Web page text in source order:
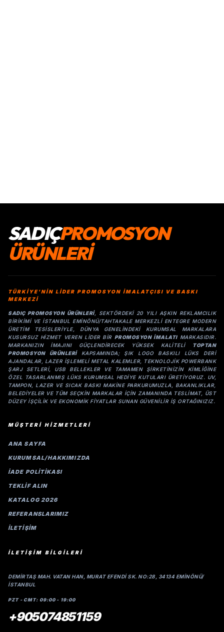
SADIÇPROMOSYON
ÜRÜNLERİ
TÜRKİYE'NİN LİDER PROMOSYON İMALATÇISI VE BASKI
MERKEZİ
SADIÇ PROMOSYON ÜRÜNLERI, SEKTÖRDEKI 20 YILI AŞKIN REKLAMCILIK
BIRIKIMI VE İSTANBUL EMINÖNÜ/TAHTAKALE MERKEZLI ENTEGRE MODERN
ÜRETIM TESISLERIYLE, DÜNYA GENELINDEKI KURUMSAL MARKALARA
KUSURSUZ HIZMET VEREN LIDER BIR PROMOSYON IMALATIMARKASIDIR.
MARKANIZIN IMAJINI GÜÇLENDIRECEK YÜKSEK KALITELI
TOPTAN
PROMOSYON ÜRÜNLERIKAPSAMINDA; ŞIK LOGO BASKILI LÜKS DERI
AJANDALAR, LAZER IŞLEMELI METAL KALEMLER, TEKNOLOJIK POWERBANK
ŞARJ SETLERI, USB BELLEKLER VE TAMAMEN ŞIRKETINIZIN KIMLIĞINE
ÖZEL TASARLANMIŞ LÜKS KURUMSAL HEDIYE KUTULARI ÜRETIYORUZ. UV,
TAMPON, LAZER VE SICAK BASKI MAKINE PARKURUMUZLA, BAKANLIKLAR,
BELEDIYELER VE TÜM SEÇKIN MARKALAR IÇIN ZAMANINDA TESLIMAT, ÜST
DÜZEY IŞÇILIK VE EKONOMIK FIYATLAR SUNAN GÜVENILIR IŞ ORTAĞINIZIZ.
MÜŞTERİ HİZMETLERİ
ANA SAYFA
KURUMSAL/HAKKIMIZDA
İADE POLİTİKASI
TEKLİF ALIN
KATALOG 2026
REFERANSLARIMIZ
İLETIŞIM
İLETİŞİM BİLGİLERİ
DEMIRTAŞ MAH. VATAN HAN, MURAT EFENDI SK. NO:28, 34134 EMINÖNÜ/
İSTANBUL
PZT - CMT: 09:00 - 19:00
+905074851159